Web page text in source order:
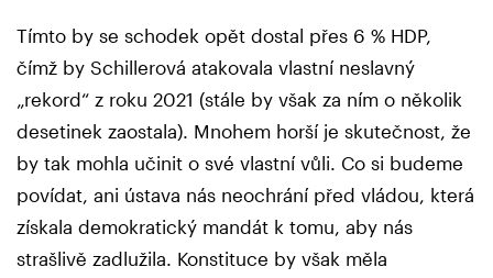
Tímto by se schodek opět dostal přes 6 % HDP,
čímž by Schillerová atakovala vlastní neslavný
„rekord“ z roku 2021 (stále by však za ním o několik
desetinek zaostala). Mnohem horší je skutečnost, že
by tak mohla učinit o své vlastní vůli. Co si budeme
povídat, ani ústava nás neochrání před vládou, která
získala demokratický mandát k tomu, aby nás
strašlivě zadlužila. Konstituce by však měla